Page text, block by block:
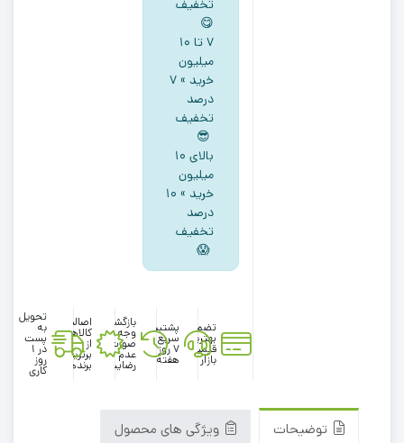
تخفیف
😋
۷ تا ۱۰
میلیون
خرید » ۷
درصد
تخفیف
😎
بالای ۱۰
میلیون
خرید » ۱۰
درصد
تخفیف
😱
تضمین
بهترین
قیمت
بازار
پشتیبانی
سریع در
۷ روز
هفته
بازگشت
وجه در
صورت
عدم
رضایت
اصالت
کالاها
از
برترین
برندها
تحویل
به
پست
در 1
روز
کاری
توضیحات
ویژگی های محصول